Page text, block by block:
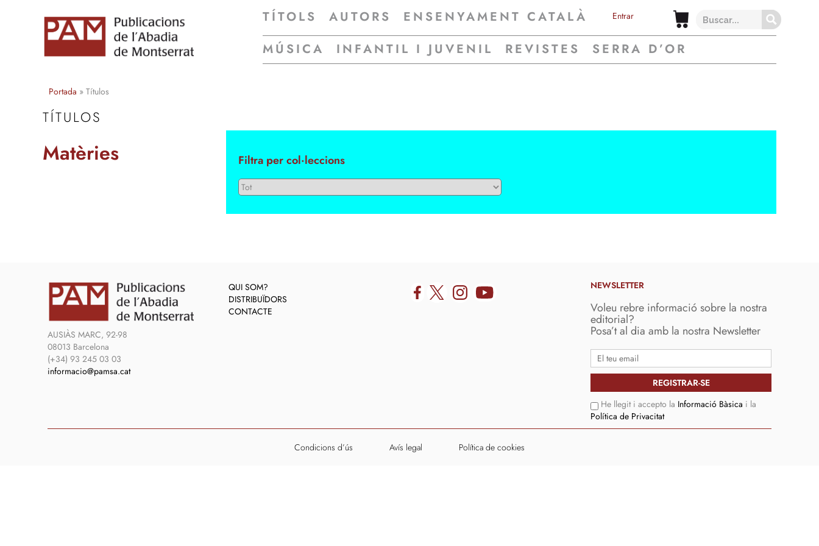
TÍTOLS AUTORS ENSENYAMENT CATALÀ Entrar
MÚSICA INFANTIL I JUVENIL REVISTES SERRA D’OR
Portada » Títulos
TÍTULOS
Matèries Filtra per col·leccions
AUSIÀS MARC, 92-98
08013 Barcelona
(+34) 93 245 03 03
informacio@pamsa.cat
QUI SOM?
DISTRIBUÏDORS
CONTACTE
NEWSLETTER
Voleu rebre informació sobre la nostra
editorial?
Posa’t al dia amb la nostra Newsletter
He llegit i accepto la Informació Bàsica i la
Política de Privacitat
Condicions d’ús Avís legal Política de cookies